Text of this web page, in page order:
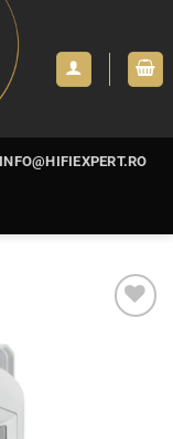
INFO@HIFIEXPERT.RO